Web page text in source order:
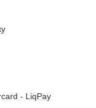
- LiqPay